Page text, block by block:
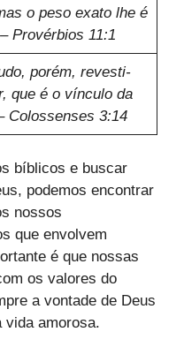
o peso exato lhe é
Provérbios 11:1
porém, revesti-
que é o vínculo da
Colossenses 3:14
bíblicos e buscar
podemos encontrar
nossos
que envolvem
é que nossas
os valores do
a vontade de Deus
vida amorosa.